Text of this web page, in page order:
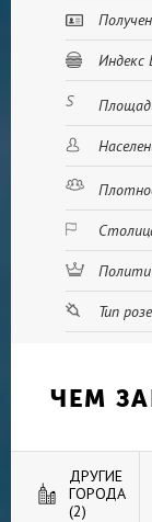
Индекс
Тип
ЧЕМ
ДРУГИЕ
ГОРОДА
(2)